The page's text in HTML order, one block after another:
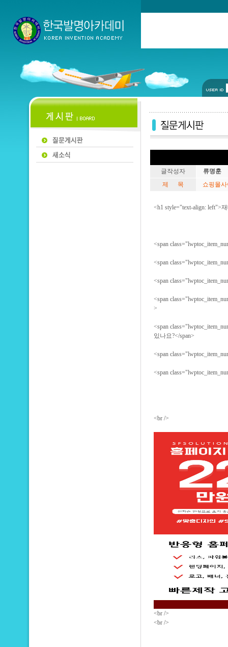
글작성자
류명훈
제 목
쇼핑몰사
<h1 style="text-align: left">
<span
<span
<span
<span
>
<span
있나요?</span>
<span
<span
<br />
<br />
<br />